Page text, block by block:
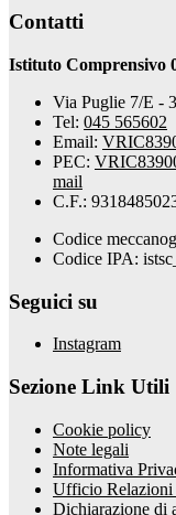
Contatti
Istituto Comprensivo
Via Puglie 7/E -
Tel: 045 565602
Email:
PEC:
mail
C.F.:
Codice
Codice IPA:
Seguici su
Instagram
Sezione Link Utili
Cookie policy
Note legali
Informativa
Ufficio
Dichiarazione di